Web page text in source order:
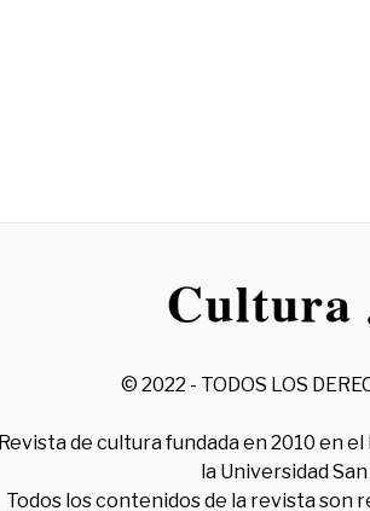
© 2022 - TODOS LOS
Revista de cultura fundada en 2010 en
la Universidad
Todos los contenidos de la revista son